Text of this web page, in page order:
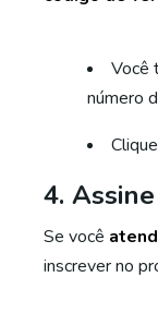
Você
número
4.
Se você
inscrever no